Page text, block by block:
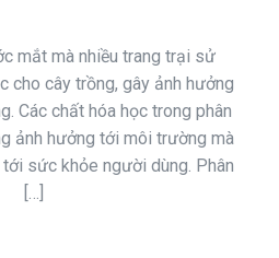
mắt mà nhiều trang trại sử
cho cây trồng, gây ảnh hưởng
Các chất hóa học trong phân
ảnh hưởng tới môi trường mà
sức khỏe người dùng. Phân
[…]